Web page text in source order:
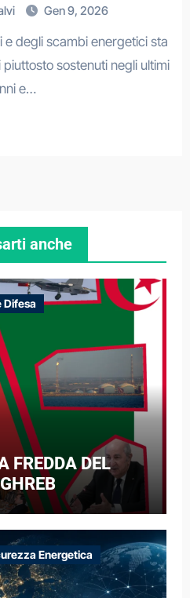
Gen 9, 2026
e degli scambi energetici sta
sostenuti negli ultimi
e…
anche
Difesa
FREDDA DEL
Energetica